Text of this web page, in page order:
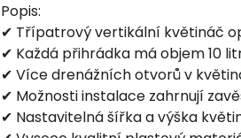
Popis:
✔ Třípatrový vertikální květináč
✔ Každá přihrádka má objem 10
✔ Více drenážních otvorů v
✔ Možnosti instalace zahrnují
✔ Nastavitelná šířka a výška